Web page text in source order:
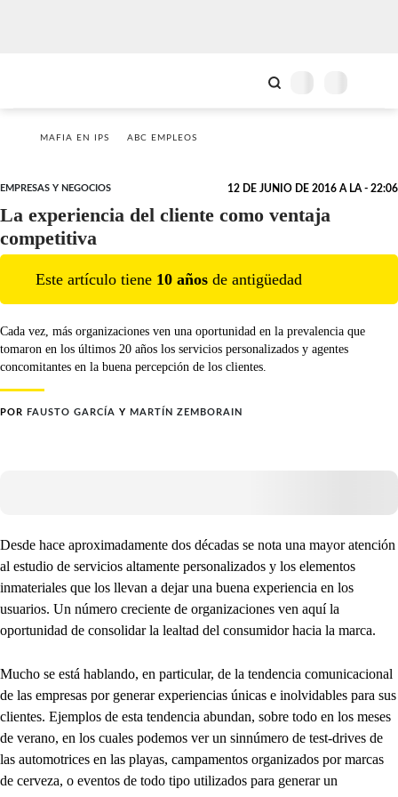
MAFIA EN IPS ABC EMPLEOS
EMPRESAS Y NEGOCIOS 12 DE JUNIO DE 2016 A LA - 22:06
La experiencia del cliente como ventaja
competitiva
Este artículo tiene 10 años de antigüedad
Cada vez, más organizaciones ven una oportunidad en la prevalencia que
tomaron en los últimos 20 años los servicios personalizados y agentes
concomitantes en la buena percepción de los clientes.
POR FAUSTO GARCÍA Y MARTÍN ZEMBORAIN
Desde hace aproximadamente dos décadas se nota una mayor atención
al estudio de servicios altamente personalizados y los elementos
inmateriales que los llevan a dejar una buena experiencia en los
usuarios. Un número creciente de organizaciones ven aquí la
oportunidad de consolidar la lealtad del consumidor hacia la marca.
Mucho se está hablando, en particular, de la tendencia comunicacional
de las empresas por generar experiencias únicas e inolvidables para sus
clientes. Ejemplos de esta tendencia abundan, sobre todo en los meses
de verano, en los cuales podemos ver un sinnúmero de test-drives de
las automotrices en las playas, campamentos organizados por marcas
de cerveza, o eventos de todo tipo utilizados para generar un